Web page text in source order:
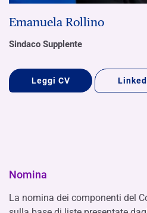
Emanuela Rollino
Sindaco Supplente
Leggi CV
Nomina
La nomina dei componenti del